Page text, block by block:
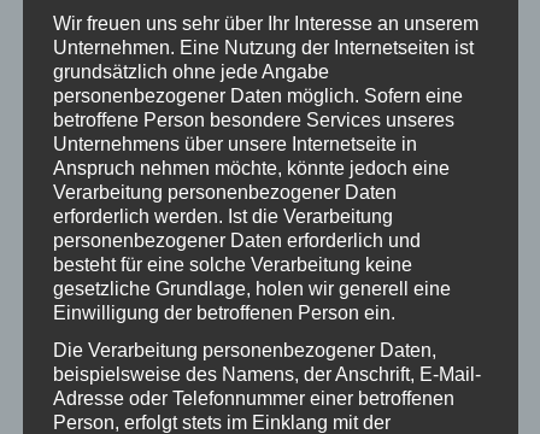
DIY - Dinge für den Hund
selbstgemacht
Wir freuen uns sehr über Ihr Interesse an unserem
Unternehmen. Eine Nutzung der Internetseiten ist
grundsätzlich ohne jede Angabe
personenbezogener Daten möglich. Sofern eine
betroffene Person besondere Services unseres
Unternehmens über unsere Internetseite in
Anspruch nehmen möchte, könnte jedoch eine
Verarbeitung personenbezogener Daten
erforderlich werden. Ist die Verarbeitung
personenbezogener Daten erforderlich und
besteht für eine solche Verarbeitung keine
gesetzliche Grundlage, holen wir generell eine
Einwilligung der betroffenen Person ein.
Die Verarbeitung personenbezogener Daten,
beispielsweise des Namens, der Anschrift, E-Mail-
Adresse oder Telefonnummer einer betroffenen
Person, erfolgt stets im Einklang mit der